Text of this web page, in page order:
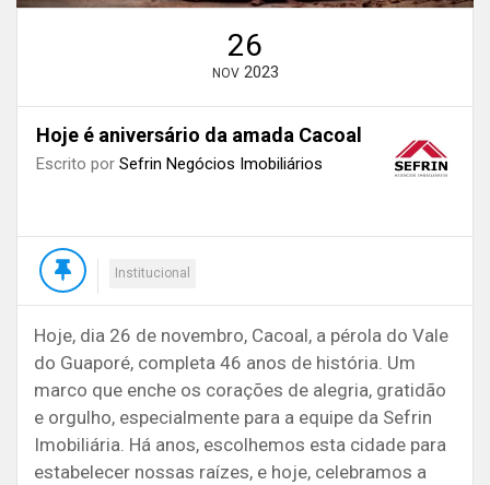
26
NOV 2023
Hoje é aniversário da amada Cacoal
Escrito por Sefrin Negócios Imobiliários
Institucional
Hoje, dia 26 de novembro, Cacoal, a pérola do Vale
do Guaporé, completa 46 anos de história. Um
marco que enche os corações de alegria, gratidão
e orgulho, especialmente para a equipe da Sefrin
Imobiliária. Há anos, escolhemos esta cidade para
estabelecer nossas raízes, e hoje, celebramos a